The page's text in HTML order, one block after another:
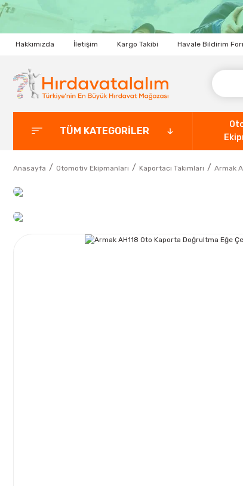
Hakkımızda İletişim Kargo Takibi Havale Bildirim
TÜM KATEGORİLER
Anasayfa Otomotiv Ekipmanları Kaportacı Takımları Armak